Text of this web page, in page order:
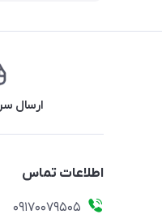
ارسال
اطلاعات تماس
09170079505